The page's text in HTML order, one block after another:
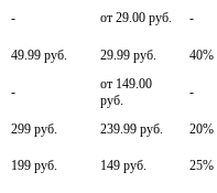
- от 29.00 руб. -
49.99 руб. 29.99 руб. 40%
-
от 149.00
руб.
-
299 руб. 239.99 руб. 20%
199 руб. 149 руб. 25%